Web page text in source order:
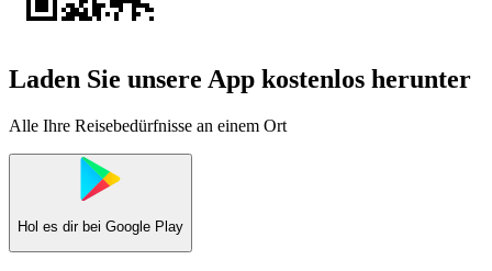
Laden Sie unsere App kostenlos herunter
Alle Ihre Reisebedürfnisse an einem Ort
Hol es dir bei Google Play